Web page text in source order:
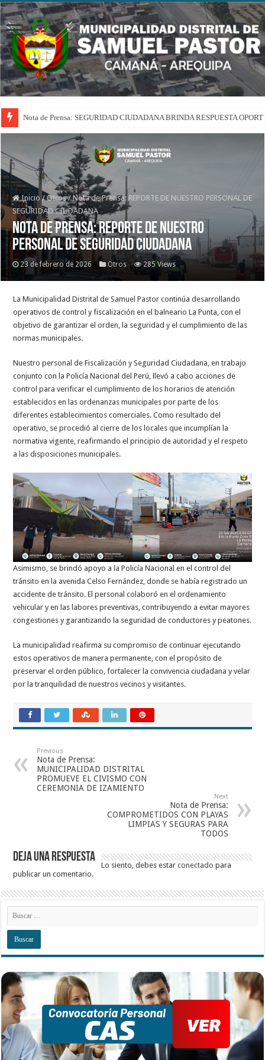
Nota de Prensa: SEGURIDAD CIUDADANA BRINDA RESPUESTA
Inicio / Otros / Nota de Prensa: REPORTE DE NUESTRO PERSONAL DE
SEGURIDAD CIUDADANA
Nota de Prensa: REPORTE DE NUESTRO
PERSONAL DE SEGURIDAD CIUDADANA
23 de febrero de 2026 Otros 285 Views
La Municipalidad Distrital de Samuel Pastor continúa desarrollando
operativos de control y fiscalización en el balneario La Punta, con el
objetivo de garantizar el orden, la seguridad y el cumplimiento de las
normas municipales.
Nuestro personal de Fiscalización y Seguridad Ciudadana, en trabajo
conjunto con la Policía Nacional del Perú, llevó a cabo acciones de
control para verificar el cumplimiento de los horarios de atención
establecidos en las ordenanzas municipales por parte de los
diferentes establecimientos comerciales. Como resultado del
operativo, se procedió al cierre de los locales que incumplían la
normativa vigente, reafirmando el principio de autoridad y el respeto
a las disposiciones municipales.
Asimismo, se brindó apoyo a la Policía Nacional en el control del
tránsito en la avenida Celso Fernández, donde se había registrado un
accidente de tránsito. El personal colaboró en el ordenamiento
vehicular y en las labores preventivas, contribuyendo a evitar mayores
congestiones y garantizando la seguridad de conductores y peatones.
La municipalidad reafirma su compromiso de continuar ejecutando
estos operativos de manera permanente, con el propósito de
preservar el orden público, fortalecer la convivencia ciudadana y velar
por la tranquilidad de nuestros vecinos y visitantes.
Previous
Nota de Prensa:
MUNICIPALIDAD DISTRITAL
PROMUEVE EL CIVISMO CON
CEREMONIA DE IZAMIENTO
Next
Nota de Prensa:
COMPROMETIDOS CON PLAYAS
LIMPIAS Y SEGURAS PARA
TODOS
Deja una respuesta
Lo siento, debes estarconectado para
publicar un comentario.